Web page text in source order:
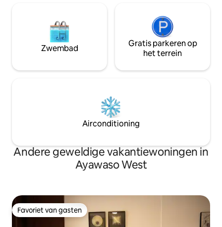
Zwembad
Gratis parkeren op
het terrein
Airconditioning
Andere geweldige vakantiewoningen in
Ayawaso West
Favoriet van gasten
Favoriet van gasten